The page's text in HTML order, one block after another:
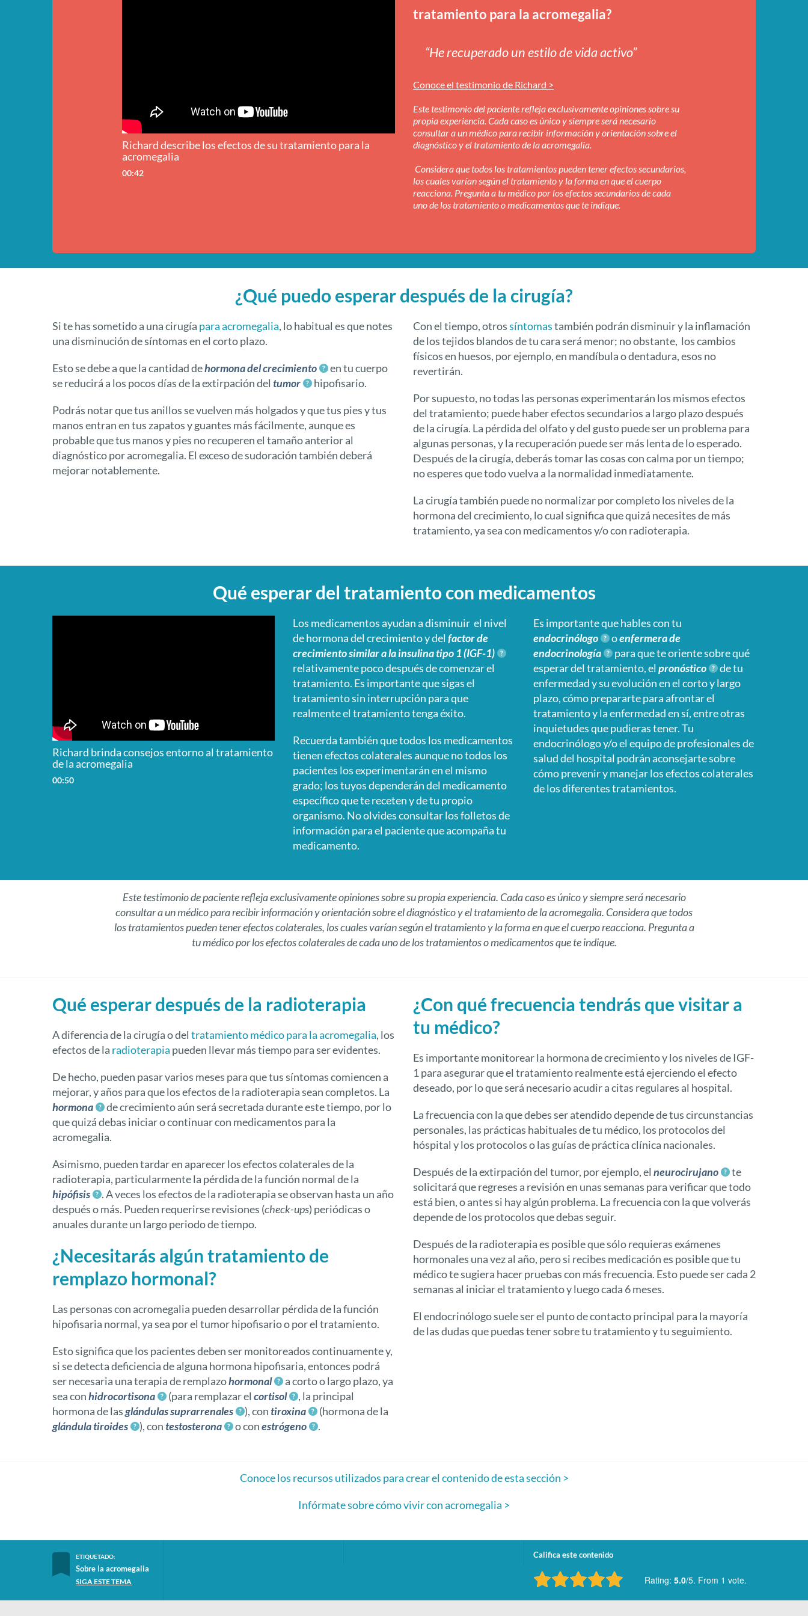
Richard describe los efectos de su tratamiento para la
acromegalia
00:42
tratamiento para la acromegalia?
“He recuperado un estilo de vida activo”
Conoce el testimonio de Richard >
Este testimonio del paciente refleja exclusivamente opiniones sobre su
propia experiencia. Cada caso es único y siempre será necesario
consultar a un médico para recibir información y orientación sobre el
diagnóstico y el tratamiento de la acromegalia.
Considera que todos los tratamientos pueden tener efectos secundarios,
los cuales varían según el tratamiento y la forma en que el cuerpo
reacciona. Pregunta a tu médico por los efectos secundarios de cada
uno de los tratamiento o medicamentos que te indique.
¿Qué puedo esperar después de la cirugía?
Si te has sometido a una cirugía para acromegalia, lo habitual es que notes
una disminución de síntomas en el corto plazo.
Esto se debe a que la cantidad dehormona del crecimiento
en tu cuerpo
se reducirá a los pocos días de la extirpación del tumor hipofisario.
Podrás notar que tus anillos se vuelven más holgados y que tus pies y tus
manos entran en tus zapatos y guantes más fácilmente, aunque es
probable que tus manos y pies no recuperen el tamaño anterior al
diagnóstico por acromegalia. El exceso de sudoración también deberá
mejorar notablemente.
Con el tiempo, otrossíntomastambién podrán disminuir y la inflamación
de los tejidos blandos de tu cara será menor; no obstante, los cambios
físicos en huesos, por ejemplo, en mandíbula o dentadura, esos no
revertirán.
Por supuesto, no todas las personas experimentarán los mismos efectos
del tratamiento; puede haber efectos secundarios a largo plazo después
de la cirugía. La pérdida del olfato y del gusto puede ser un problema para
algunas personas, y la recuperación puede ser más lenta de lo esperado.
Después de la cirugía, deberás tomar las cosas con calma por un tiempo;
no esperes que todo vuelva a la normalidad inmediatamente.
La cirugía también puede no normalizar por completo los niveles de la
hormona del crecimiento, lo cual significa que quizá necesites de más
tratamiento, ya sea con medicamentos y/o con radioterapia.
Qué esperar del tratamiento con medicamentos
Richard brinda consejos entorno al tratamiento
de la acromegalia
00:50
Los medicamentos ayudan a disminuir el nivel
de hormona del crecimiento y del factor de
crecimiento similar a la insulina tipo 1 (IGF-1)
relativamente poco después de comenzar el
tratamiento. Es importante que sigas el
tratamiento sin interrupción para que
realmente el tratamiento tenga éxito.
Recuerda también que todos los medicamentos
tienen efectos colaterales aunque no todos los
pacientes los experimentarán en el mismo
grado; los tuyos dependerán del medicamento
específico que te receten y de tu propio
organismo. No olvides consultar los folletos de
información para el paciente que acompaña tu
medicamento.
Es importante que hables con tu
endocrinólogo
oenfermera de
endocrinología
para que te oriente sobre qué
esperar del tratamiento, el pronóstico
de tu
enfermedad y su evolución en el corto y largo
plazo, cómo prepararte para afrontar el
tratamiento y la enfermedad en sí, entre otras
inquietudes que pudieras tener. Tu
endocrinólogo y/o el equipo de profesionales de
salud del hospital podrán aconsejarte sobre
cómo prevenir y manejar los efectos colaterales
de los diferentes tratamientos.
Este testimonio de paciente refleja exclusivamente opiniones sobre su propia experiencia. Cada caso es único y siempre será necesario
consultar a un médico para recibir información y orientación sobre el diagnóstico y el tratamiento de la acromegalia. Considera que todos
los tratamientos pueden tener efectos colaterales, los cuales varían según el tratamiento y la forma en que el cuerpo reacciona. Pregunta a
tu médico por los efectos colaterales de cada uno de los tratamientos o medicamentos que te indique.
Qué esperar después de la radioterapia
A diferencia de la cirugía o del tratamiento médico para la acromegalia, los
efectos de la radioterapia pueden llevar más tiempo para ser evidentes.
De hecho, pueden pasar varios meses para que tus síntomas comiencen a
mejorar, y años para que los efectos de la radioterapia sean completos. La
hormona
de crecimiento aún será secretada durante este tiempo, por lo
que quizá debas iniciar o continuar con medicamentos para la
acromegalia.
Asimismo, pueden tardar en aparecer los efectos colaterales de la
radioterapia, particularmente la pérdida de la función normal de la
hipófisis
. A veces los efectos de la radioterapia se observan hasta un año
después o más. Pueden requerirse revisiones (check-ups) periódicas o
anuales durante un largo periodo de tiempo.
¿Necesitarás algún tratamiento de
remplazo hormonal?
Las personas con acromegalia pueden desarrollar pérdida de la función
hipofisaria normal, ya sea por el tumor hipofisario o por el tratamiento.
Esto significa que los pacientes deben ser monitoreados continuamente y,
si se detecta deficiencia de alguna hormona hipofisaria, entonces podrá
ser necesaria una terapia de remplazohormonal
a corto o largo plazo, ya
sea conhidrocortisona (para remplazar el cortisol
, la principal
hormona de lasglándulas suprarrenales ), contiroxina
(hormona de la
glándula tiroides
), contestosterona o conestrógeno .
¿Con qué frecuencia tendrás que visitar a
tu médico?
Es importante monitorear la hormona de crecimiento y los niveles de IGF-
1 para asegurar que el tratamiento realmente está ejerciendo el efecto
deseado, por lo que será necesario acudir a citas regulares al hospital.
La frecuencia con la que debes ser atendido depende de tus circunstancias
personales, las prácticas habituales de tu médico, los protocolos del
hóspital y los protocolos o las guías de práctica clínica nacionales.
Después de la extirpación del tumor, por ejemplo, el neurocirujano
te
solicitará que regreses a revisión en unas semanas para verificar que todo
está bien, o antes si hay algún problema. La frecuencia con la que volverás
depende de los protocolos que debas seguir.
Después de la radioterapia es posible que sólo requieras exámenes
hormonales una vez al año, pero si recibes medicación es posible que tu
médico te sugiera hacer pruebas con más frecuencia. Esto puede ser cada 2
semanas al iniciar el tratamiento y luego cada 6 meses.
El endocrinólogo suele ser el punto de contacto principal para la mayoría
de las dudas que puedas tener sobre tu tratamiento y tu seguimiento.
Conoce los recursos utilizados para crear el contenido de esta sección >
Infórmate sobre cómo vivir con acromegalia >
ETIQUETADO:
Sobre la acromegalia
SIGA ESTE TEMA
Califica este contenido
Rate this item:
Submit Rating Rating: 5.0/5. From 1 vote.